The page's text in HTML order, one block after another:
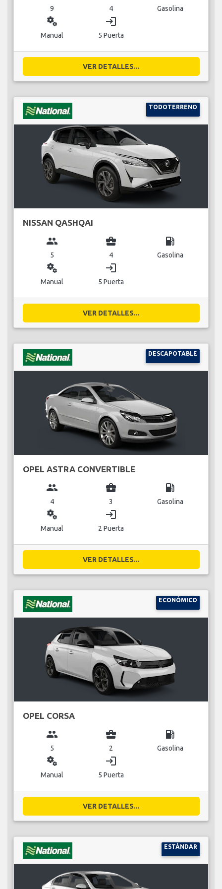
9 4 Gasolina
miscellaneous_services
Manual
login
5 Puerta
VER DETALLES...
TODOTERRENO
NISSAN QASHQAI
group
5
business_center
4
local_gas_station
Gasolina
miscellaneous_services
Manual
login
5 Puerta
VER DETALLES...
DESCAPOTABLE
OPEL ASTRA CONVERTIBLE
group
4
business_center
3
local_gas_station
Gasolina
miscellaneous_services
Manual
login
2 Puerta
VER DETALLES...
ECONÓMICO
OPEL CORSA
group
5
business_center
2
local_gas_station
Gasolina
miscellaneous_services
Manual
login
5 Puerta
VER DETALLES...
ESTÁNDAR